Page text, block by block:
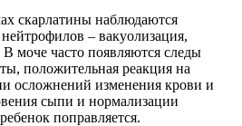
скарлатины наблюдаются
– вакуолизация,
В моче часто появляются следы
положительная реакция на
осложнений изменения крови и
сыпи и нормализации
поправляется.